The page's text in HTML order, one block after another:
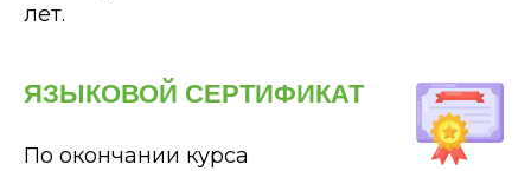
лет.
ЯЗЫКОВОЙ СЕРТИФИКАТ
По окончании курса